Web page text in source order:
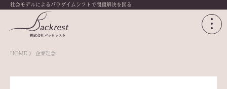
社会モデルによるパラダイムシフトで問題解決を図る
HOME 企業理念